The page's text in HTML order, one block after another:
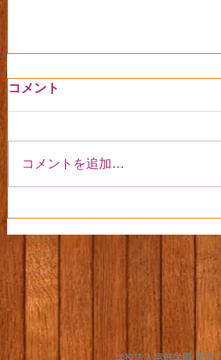
コメント
コメントを追加…
学校法人富野学園 認